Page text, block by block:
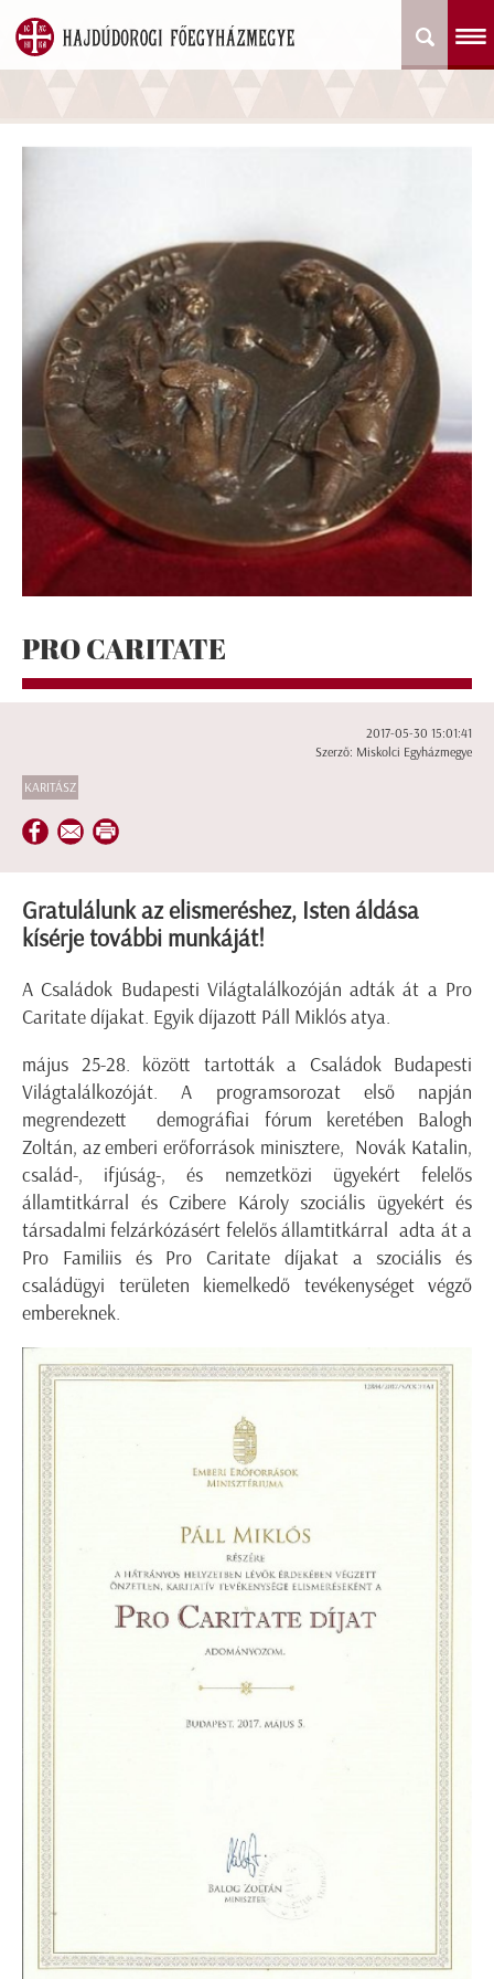
PRO CARITATE
2017-05-30 15:01:41
Szerző: Miskolci Egyházmegye
KARITÁSZ
Gratulálunk az elismeréshez, Isten áldása
kísérje további munkáját!
A Családok Budapesti Világtalálkozóján adták át a Pro
Caritate díjakat. Egyik díjazott Páll Miklós atya.
május 25-28. között tartották a Családok Budapesti
Világtalálkozóját. A programsorozat első napján
megrendezett demográfiai fórum keretében Balogh
Zoltán, az emberi erőforrások minisztere, Novák Katalin,
család-, ifjúság-, és nemzetközi ügyekért felelős
államtitkárral és Czibere Károly szociális ügyekért és
társadalmi felzárkózásért felelős államtitkárral adta át a
Pro Familiis és Pro Caritate díjakat a szociális és
családügyi területen kiemelkedő tevékenységet végző
embereknek.